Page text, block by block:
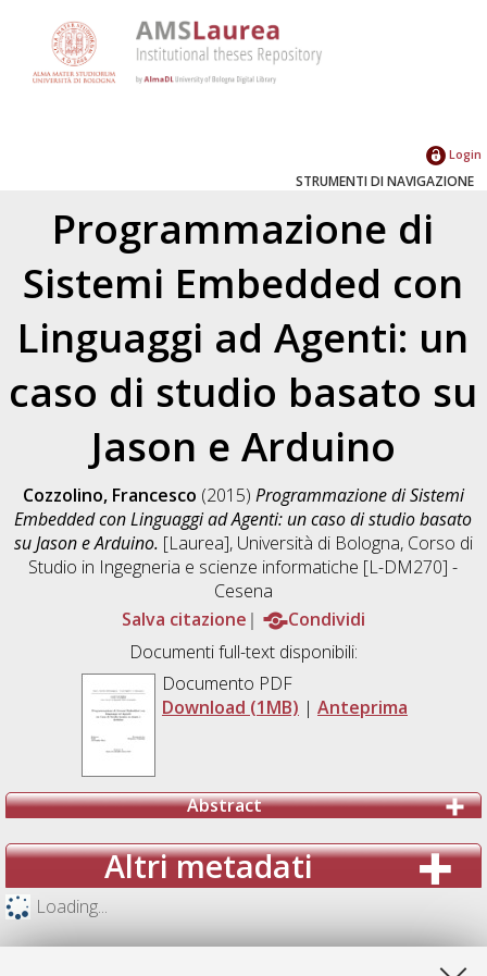
Login
STRUMENTI DI NAVIGAZIONE
Programmazione di
Sistemi Embedded con
Linguaggi ad Agenti: un
caso di studio basato su
Jason e Arduino
Cozzolino, Francesco (2015) Programmazione di Sistemi
Embedded con Linguaggi ad Agenti: un caso di studio basato
su Jason e Arduino. [Laurea], Università di Bologna, Corso di
Studio in Ingegneria e scienze informatiche [L-DM270] -
Cesena
Salva citazione
Condividi
Documenti full-text disponibili:
Documento PDF
Download (1MB) | Anteprima
Abstract
Altri metadati
Loading...